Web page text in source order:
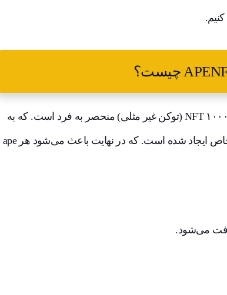
مجموعه BAYC (Bored Ape Yacht Club)‌ متشکل از ۱۰۰۰۰ NFT (توکن غیر مثلی) منحصر به فرد است. که به
صورت الگوریتمی از بیش از ۱۷۲ خصوصیت یا نشانه خاص ایجاد شده است. که در نهایت باعث می‌شود هر ape